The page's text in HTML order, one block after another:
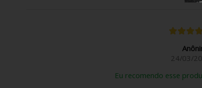
24/03/
Eu recomendo esse